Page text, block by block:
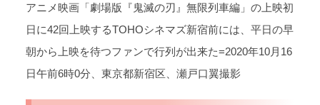
アニメ映画「劇場版『鬼滅の刃』無限列車編」の上映初
日に42回上映するTOHOシネマズ新宿前には、平日の早
朝から上映を待つファンで行列が出来た=2020年10月16
日午前6時0分、東京都新宿区、瀬戸口翼撮影